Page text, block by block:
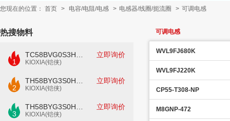
您现在的位置： 首页 > 电容/电阻/电感 > 电感器/线圈/扼流圈 > 可调电感
热搜物料
1 KIOXIA(铠侠)
立即询价
2 KIOXIA(铠侠)
立即询价
3 KIOXIA(铠侠)
立即询价
可调电感
WVL9FJ680K
WVL9FJ220K
CP55-T308-NP
M8GNP-472